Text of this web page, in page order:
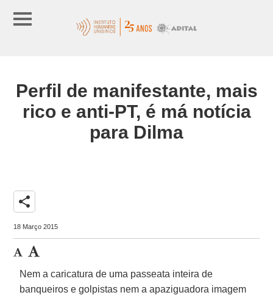
Perfil de manifestante, mais
rico e anti-PT, é má notícia
para Dilma
share
18 Março 2015
Nem a caricatura de uma passeata inteira de
banqueiros e golpistas nem a apaziguadora imagem